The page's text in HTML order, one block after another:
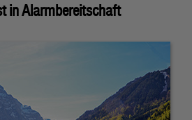
in Alarmbereitschaft